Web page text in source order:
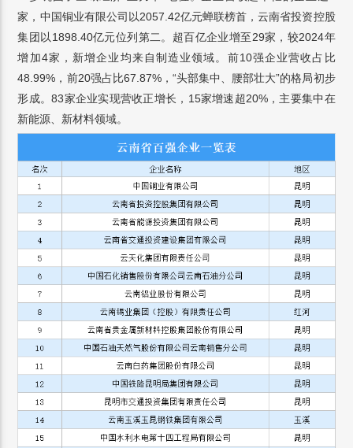
家，中国铜业有限公司以2057.42亿元蝉联榜首，云南省投资控股
集团以1898.40亿元位列第二。超百亿企业增至29家，较2024年
增加4家，新增企业均来自制造业领域。前10强企业营收占比
48.99%，前20强占比67.87%，“头部集中、腰部壮大”的格局初步
形成。83家企业实现营收正增长，15家增速超20%，主要集中在
新能源、新材料领域。